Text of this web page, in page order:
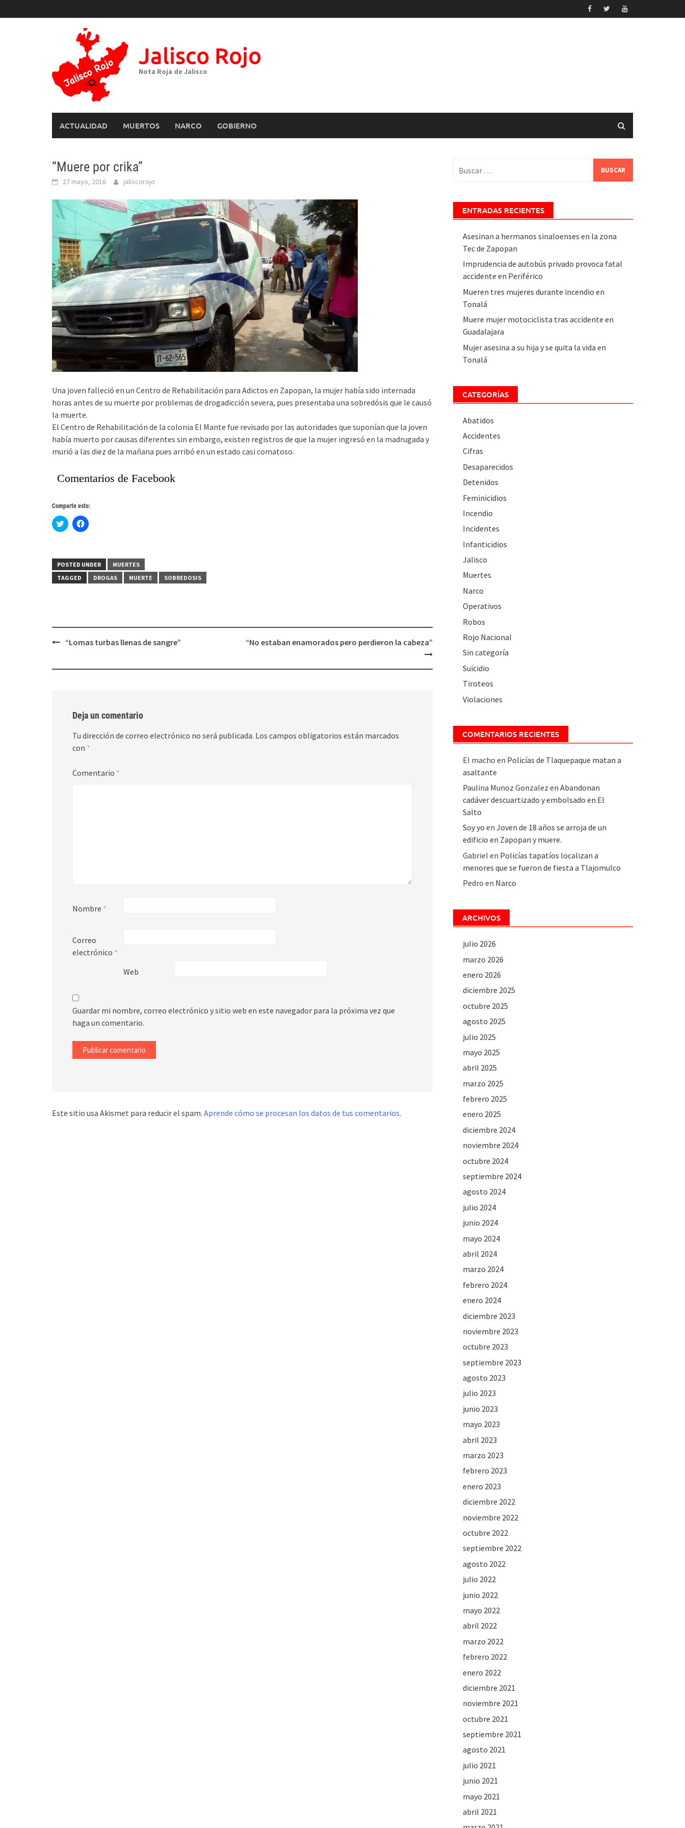
to
Jalisco Rojo
Nota Roja de Jalisco
ACTUALIDAD MUERTOS NARCO GOBIERNO
“Muere por crika”
27 mayo, 2016 jaliscorojo
Una joven falleció en un Centro de Rehabilitación para Adictos en Zapopan, la mujer había sido internada
horas antes de su muerte por problemas de drogadicción severa, pues presentaba una sobredósis que le causó
la muerte.
El Centro de Rehabilitación de la colonia El Mante fue revisado por las autoridades que suponían que la joven
había muerto por causas diferentes sin embargo, existen registros de que la mujer ingresó en la madrugada y
murió a las diez de la mañana pues arribó en un estado casi comatoso.
Comentarios de Facebook
Comparte esto:
Haz
clic
(Se
abre
en
una
Haz
clic
(Se
abre
una
POSTED UNDER
MUERTES
TAGGED
DROGAS MUERTE SOBREDOSIS
Post“Lomas turbas llenas de sangre” “No estaban enamorados pero perdieron la cabeza”
Deja un comentario
Tu dirección de correo electrónico no será publicada. Los campos obligatorios están marcados
con *
Comentario *
Nombre *
Correo
electrónico *
Web
Guardar mi nombre, correo electrónico y sitio web en este navegador para la próxima vez que
haga un comentario.
Este sitio usa Akismet para reducir el spam. Aprende cómo se procesan los datos de tus comentarios.
ENTRADAS RECIENTES
Asesinan a hermanos sinaloenses en la zona
Tec de Zapopan
Imprudencia de autobús privado provoca fatal
accidente en Periférico
Mueren tres mujeres durante incendio en
Tonalá
Muere mujer motociclista tras accidente en
Guadalajara
Mujer asesina a su hija y se quita la vida en
Tonalá
CATEGORÍAS
Abatidos
Accidentes
Cifras
Desaparecidos
Detenidos
Feminicidios
Incendio
Incidentes
Infanticidios
Jalisco
Muertes
Narco
Operativos
Robos
Rojo Nacional
Sin categoría
Suicidio
Tiroteos
Violaciones
COMENTARIOS RECIENTES
El macho en Policías de Tlaquepaque matan a
asaltante
Paulina Munoz Gonzalez en Abandonan
cadáver descuartizado y embolsado en El
Salto
Soy yo en Joven de 18 años se arroja de un
edificio en Zapopan y muere.
Gabriel en Policías tapatíos localizan a
menores que se fueron de fiesta a Tlajomulco
Pedro en Narco
ARCHIVOS
julio 2026
marzo 2026
enero 2026
diciembre 2025
octubre 2025
agosto 2025
julio 2025
mayo 2025
abril 2025
marzo 2025
febrero 2025
enero 2025
diciembre 2024
noviembre 2024
octubre 2024
septiembre 2024
agosto 2024
julio 2024
junio 2024
mayo 2024
abril 2024
marzo 2024
febrero 2024
enero 2024
diciembre 2023
noviembre 2023
octubre 2023
septiembre 2023
agosto 2023
julio 2023
junio 2023
mayo 2023
abril 2023
marzo 2023
febrero 2023
enero 2023
diciembre 2022
noviembre 2022
octubre 2022
septiembre 2022
agosto 2022
julio 2022
junio 2022
mayo 2022
abril 2022
marzo 2022
febrero 2022
enero 2022
diciembre 2021
noviembre 2021
octubre 2021
septiembre 2021
agosto 2021
julio 2021
junio 2021
mayo 2021
abril 2021